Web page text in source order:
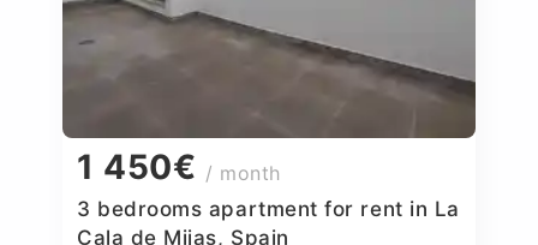
1 450€ / month
3 bedrooms apartment for rent in La
Cala de Mijas, Spain